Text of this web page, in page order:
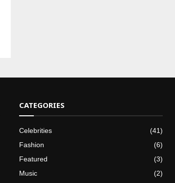
CATEGORIES
Celebrities
(41)
Fashion
(6)
Featured
(3)
Music
(2)